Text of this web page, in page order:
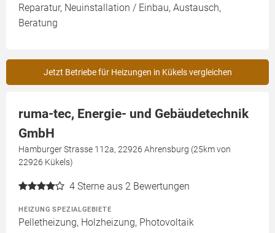
Reparatur, Neuinstallation / Einbau, Austausch,
Beratung
Jetzt Betriebe für Heizungen in Kükels vergleichen
ruma-tec, Energie- und Gebäudetechnik
GmbH
Hamburger Strasse 112a, 22926 Ahrensburg (25km von
22926 Kükels)
4 Sterne aus 2 Bewertungen
HEIZUNG SPEZIALGEBIETE
Pelletheizung, Holzheizung, Photovoltaik